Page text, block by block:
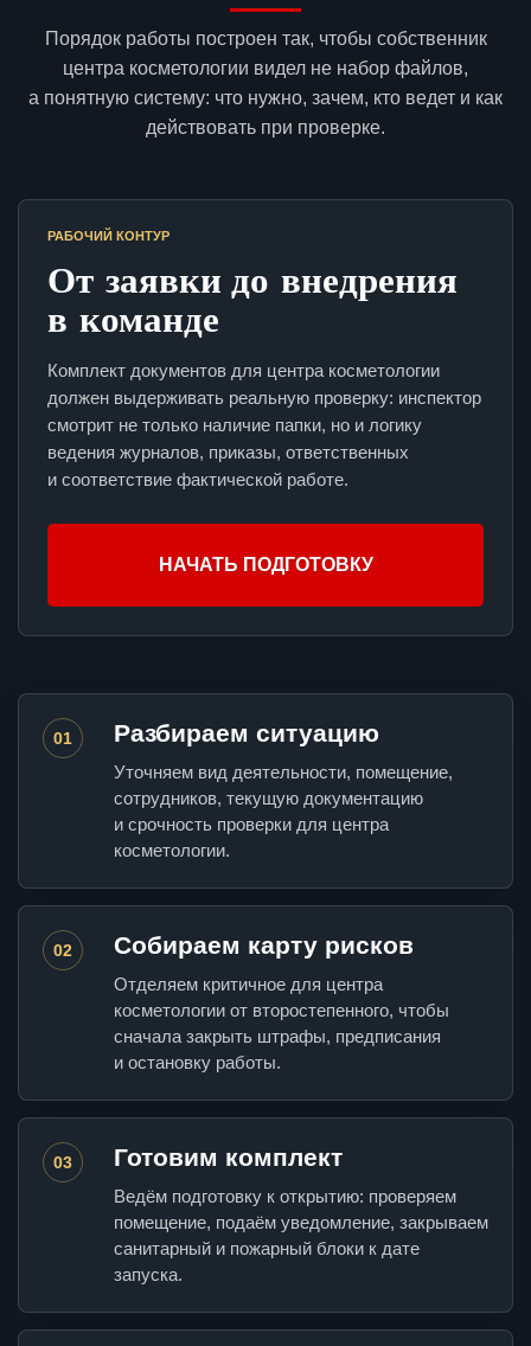
Порядок работы построен так, чтобы собственник
центра косметологии видел не набор файлов,
а понятную систему: что нужно, зачем, кто ведет и как
действовать при проверке.
РАБОЧИЙ КОНТУР
От заявки до внедрения
в команде
Комплект документов для центра косметологии
должен выдерживать реальную проверку: инспектор
смотрит не только наличие папки, но и логику
ведения журналов, приказы, ответственных
и соответствие фактической работе.
НАЧАТЬ ПОДГОТОВКУ
01 Разбираем ситуацию
Уточняем вид деятельности, помещение,
сотрудников, текущую документацию
и срочность проверки для центра
косметологии.
02 Собираем карту рисков
Отделяем критичное для центра
косметологии от второстепенного, чтобы
сначала закрыть штрафы, предписания
и остановку работы.
03 Готовим комплект
Ведём подготовку к открытию: проверяем
помещение, подаём уведомление, закрываем
санитарный и пожарный блоки к дате
запуска.